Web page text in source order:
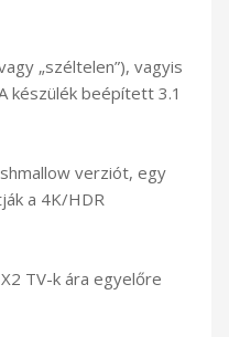
„széltelen”), vagyis
készülék beépített 3.1
verziót, egy
a 4K/HDR
TV-k ára egyelőre